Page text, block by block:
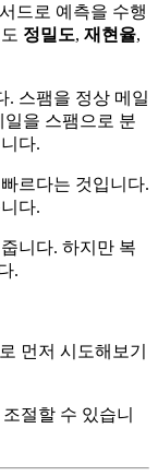
드로 예측을 수행
정밀도, 재현율,
. 스팸을 정상 메일
을 스팸으로 분
다.
르다는 것입니다.
다.
니다. 하지만 복
.
먼저 시도해보기
절할 수 있습니